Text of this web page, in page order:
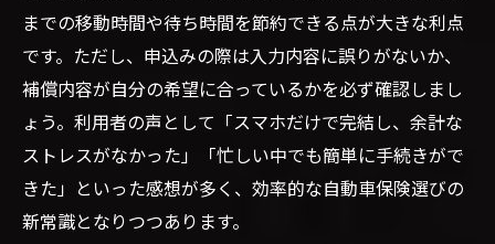
までの移動時間や待ち時間を節約できる点が大きな利点
です。ただし、申込みの際は入力内容に誤りがないか、
補償内容が自分の希望に合っているかを必ず確認しまし
ょう。利用者の声として「スマホだけで完結し、余計な
ストレスがなかった」「忙しい中でも簡単に手続きがで
きた」といった感想が多く、効率的な自動車保険選びの
新常識となりつつあります。